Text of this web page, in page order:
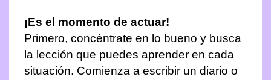
¡Es el momento de actuar!
Primero, concéntrate en lo bueno y busca
la lección que puedes aprender en cada
situación. Comienza a escribir un diario o